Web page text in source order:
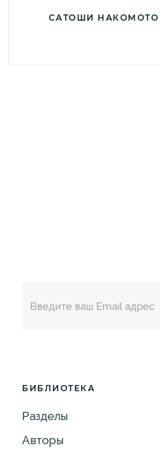
САТОШИ НАКОМОТО
БИБЛИОТЕКА
Разделы
Авторы